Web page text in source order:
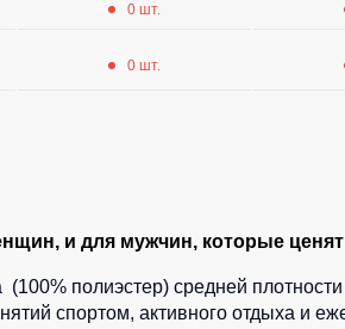
0 шт.
0 шт.
и для мужчин, которые
полиэстер) средней
спортом, активного отдыха и